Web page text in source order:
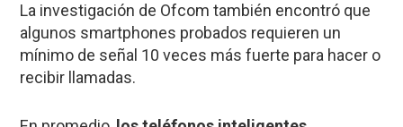
La investigación de Ofcom también encontró que
algunos smartphones probados requieren un
mínimo de señal 10 veces más fuerte para hacer o
recibir llamadas.